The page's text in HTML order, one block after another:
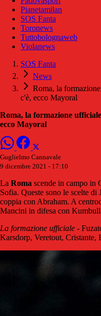
Pianetamilan
SOS Fanta
Toronews
Tuttobolognaweb
Violanews
SOS Fanta
News
Roma, la
c'è, ecco Mayoral
Roma, la formazione
ecco Mayoral
Guglielmo Cannavale
9 dicembre 2021 - 17:10
La Roma scende in campo in
Sofia. Queste sono le scelte
coppia con Abraham. A
Mancini in difesa con
La formazione ufficiale -
Karsdorp, Veretout,